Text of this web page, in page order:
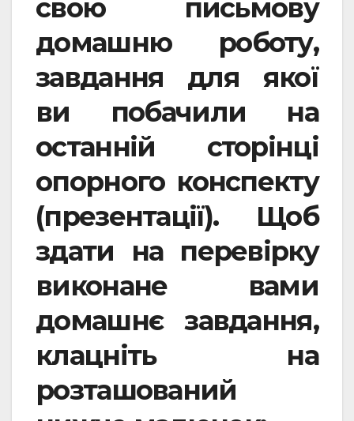
свою письмову
домашню роботу,
завдання для якої
ви побачили на
останній сторінці
опорного конспекту
(презентації). Щоб
здати на перевірку
виконане вами
домашнє завдання,
клацніть на
розташований